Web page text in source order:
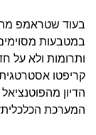
בעוד שטראמפ
במטבעות
ותרומות ולא על
קריפטו
הדיון
המערכת